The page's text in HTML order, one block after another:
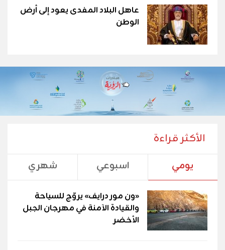
عاهل البلاد المفدى يعود إلى أرض
الوطن
الأكثر قراءة
يومي اسبوعي شهري
«ون مور درايف» يروّج للسياحة
والقيادة الآمنة في مهرجان الجبل
الأخضر